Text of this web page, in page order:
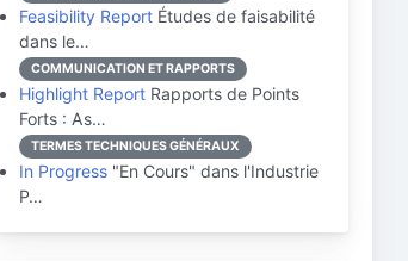
Feasibility Report Études de faisabilité
dans le…
COMMUNICATION ET RAPPORTS
Highlight Report Rapports de Points
Forts : As…
TERMES TECHNIQUES GÉNÉRAUX
In Progress "En Cours" dans l'Industrie
P…